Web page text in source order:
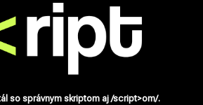
so správnym skriptom aj /script>om/.